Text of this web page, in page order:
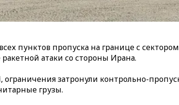
пунктов пропуска на границе с
атаки со стороны Ирана.
затронули контрольно-
грузы.